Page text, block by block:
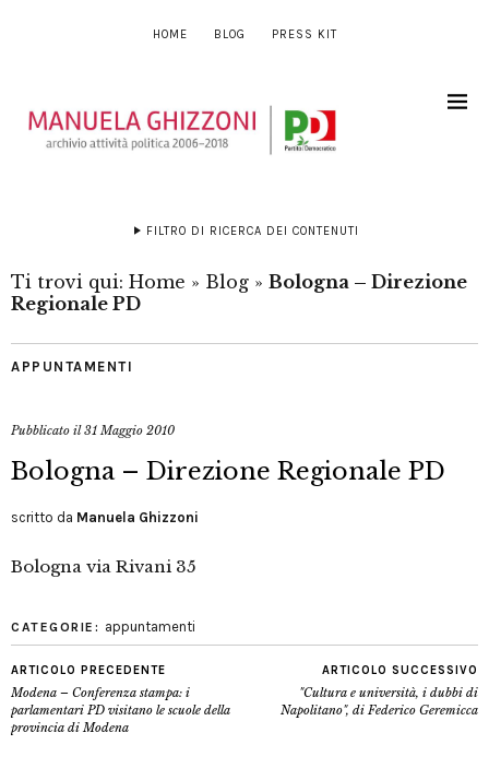
HOME BLOG PRESS KIT
FILTRO DI RICERCA DEI CONTENUTI
Ti trovi qui: Home » Blog » Bologna – Direzione
Regionale PD
APPUNTAMENTI
Pubblicato il31 Maggio 2010
Bologna – Direzione Regionale PD
scritto da Manuela Ghizzoni
Bologna via Rivani 35
CATEGORIE: appuntamenti
ARTICOLO PRECEDENTE
Modena – Conferenza stampa: i
parlamentari PD visitano le scuole della
provincia di Modena
ARTICOLO SUCCESSIVO
"Cultura e università, i dubbi di
Napolitano", di Federico Geremicca